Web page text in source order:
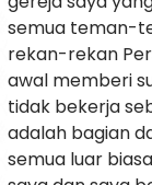
semua teman-
rekan-rekan
awal memberi
tidak bekerja
adalah bagian
semua luar